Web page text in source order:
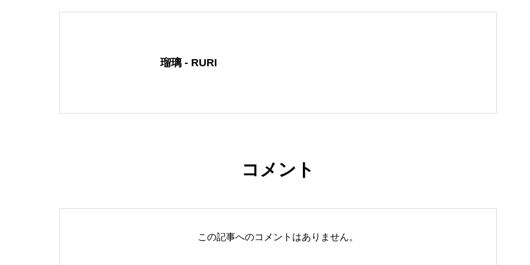
集う
瑠璃 - RURI
コメント
この記事へのコメントはありません。